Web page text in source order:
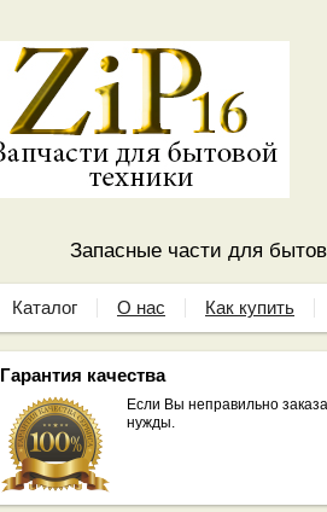
Запасные части для
Каталог О нас Как купить
Гарантия качества
Если Вы неправильно
нужды.